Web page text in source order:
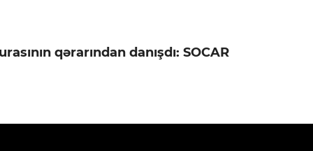
qərarından danışdı: SOCAR